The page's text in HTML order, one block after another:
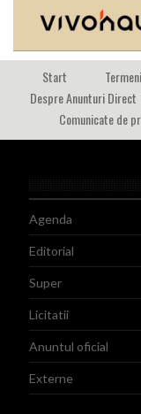
Start
Despre Anunturi Direct
Comunicate de
Agenda
Editorial
Super
Licitatii
Anuntul oficial
Externe